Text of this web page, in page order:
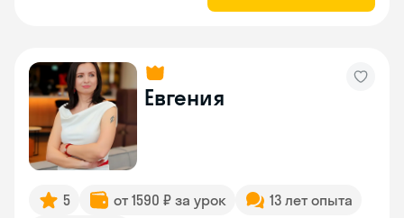
Евгения
5 от 1590 ₽ за урок 13 лет опыта